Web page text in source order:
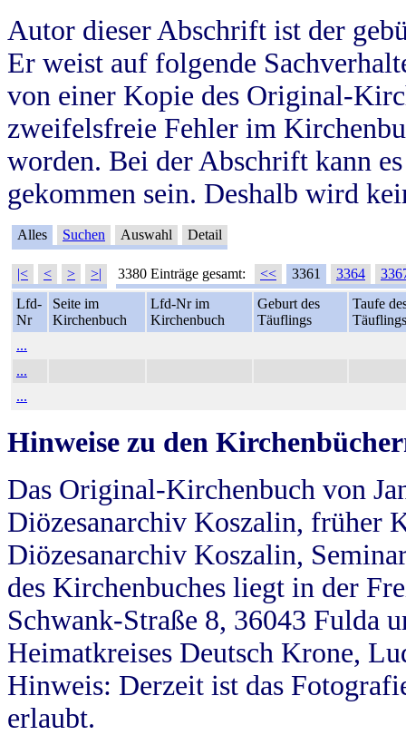
Autor dieser Abschrift ist der
Er weist auf folgende
von einer Kopie des Original-
zweifelsfreie Fehler im
worden. Bei der Abschrift kann
gekommen sein. Deshalb wird
Alles Suchen Auswahl Detail
|< < > >| 3380 Einträge gesamt: << 3361 3364
Lfd-
Nr
Seite im
Kirchenbuch
Lfd-Nr im
Kirchenbuch
Geburt des
Täuflings
Taufe
Täuflings
...
...
...
Hinweise zu den
Das Original-Kirchenbuch von
Diözesanarchiv Koszalin, früher
Diözesanarchiv Koszalin,
des Kirchenbuches liegt in der
Schwank-Straße 8, 36043 Fulda
Heimatkreises Deutsch Krone,
Hinweis: Derzeit ist das
erlaubt.